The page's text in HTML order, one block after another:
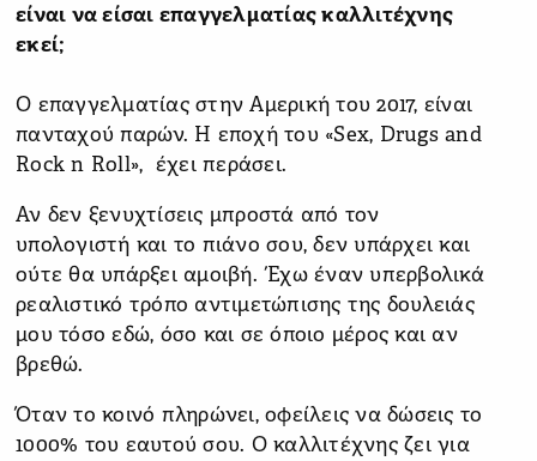
είναι να είσαι επαγγελματίας καλλιτέχνης
εκεί;
Ο επαγγελματίας στην Αμερική του 2017, είναι
πανταχού παρών. Η εποχή του «Sex, Drugs and
Rock n Roll», έχει περάσει.
Αν δεν ξενυχτίσεις μπροστά από τον
υπολογιστή και το πιάνο σου, δεν υπάρχει και
ούτε θα υπάρξει αμοιβή. Έχω έναν υπερβολικά
ρεαλιστικό τρόπο αντιμετώπισης της δουλειάς
μου τόσο εδώ, όσο και σε όποιο μέρος και αν
βρεθώ.
Όταν το κοινό πληρώνει, οφείλεις να δώσεις το
1000% του εαυτού σου. Ο καλλιτέχνης ζει για